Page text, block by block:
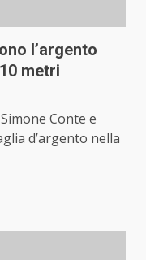
l’argento
metri
Simone Conte e
d’argento nella